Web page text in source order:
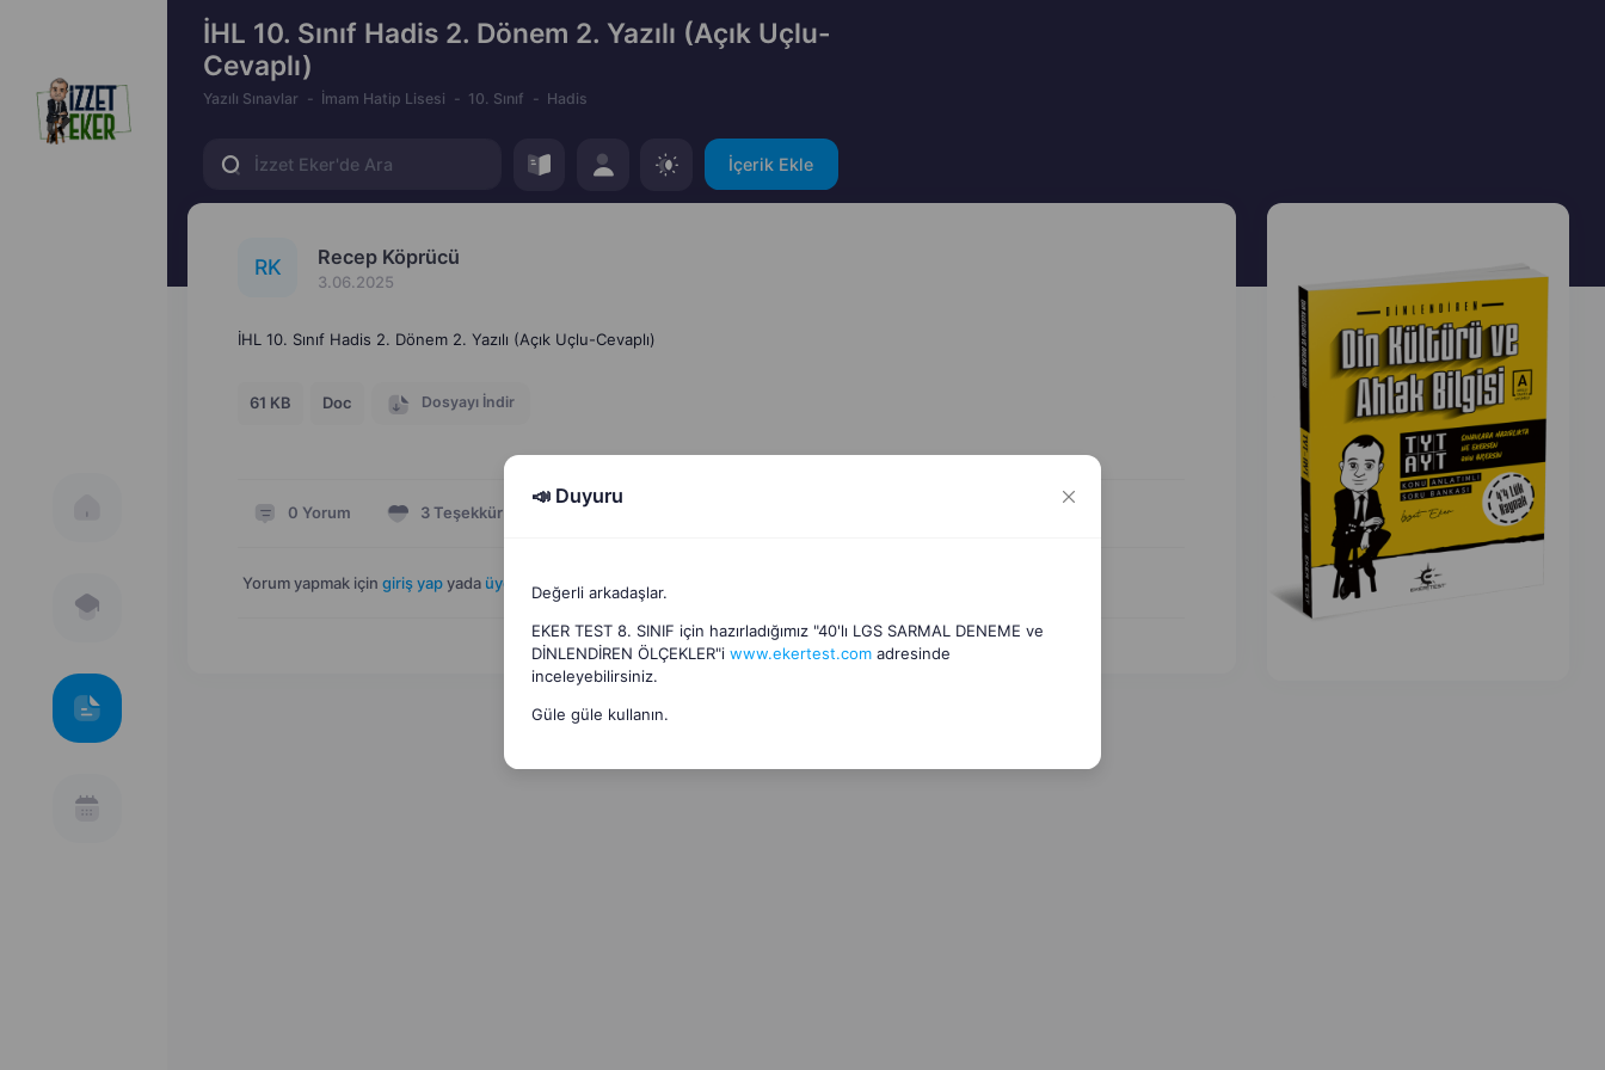
İHL 10. Sınıf Hadis 2. Dönem 2. Yazılı (Açık Uçlu-
Cevaplı)
Yazılı Sınavlar İmam Hatip Lisesi 10. Sınıf Hadis
İçerik Ekle
RK Recep Köprücü
3.06.2025
İHL 10. Sınıf Hadis 2. Dönem 2. Yazılı (Açık Uçlu-Cevaplı)
61 KB Doc Dosyayı İndir
0 Yorum 3Teşekkür Hata Bildir
Yorum yapmak için giriş yap yada üye ol .
📣 Duyuru
Değerli arkadaşlar.
EKER TEST 8. SINIF için hazırladığımız "40'lı LGS SARMAL DENEME ve
DİNLENDİREN ÖLÇEKLER"i www.ekertest.comadresinde
inceleyebilirsiniz.
Güle güle kullanın.